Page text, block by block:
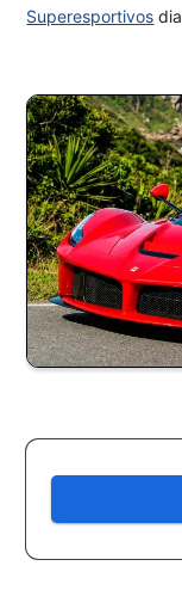
Superesportivos dia